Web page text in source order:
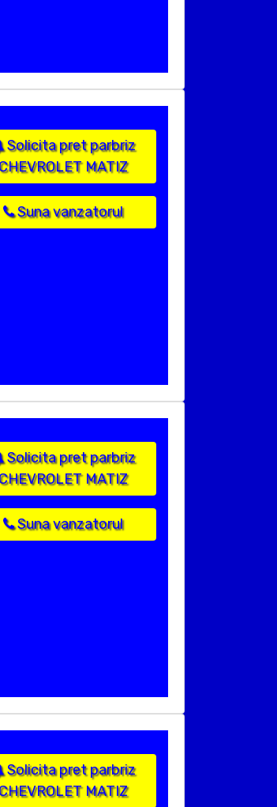
Solicita pret parbriz
CHEVROLET MATIZ
Suna vanzatorul
Solicita pret parbriz
CHEVROLET MATIZ
Suna vanzatorul
Solicita pret parbriz
CHEVROLET MATIZ